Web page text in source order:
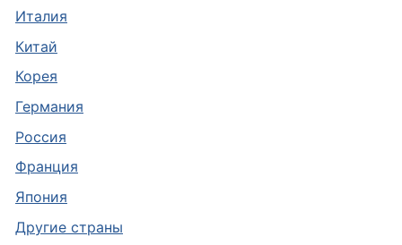
Италия
Китай
Корея
Германия
Россия
Франция
Япония
Другие страны